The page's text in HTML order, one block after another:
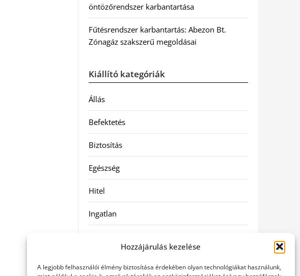
Hozzájárulás kezelése
A legjobb felhasználói élmény biztosítása érdekében olyan technológiákat használunk,
öntözőrendszer karbantartása
Fűtésrendszer karbantartás: Abezon Bt.
Zónagáz szakszerű megoldásai
Kiállító kategóriák
Állás
Befektetés
Biztosítás
Egészség
Hitel
Ingatlan